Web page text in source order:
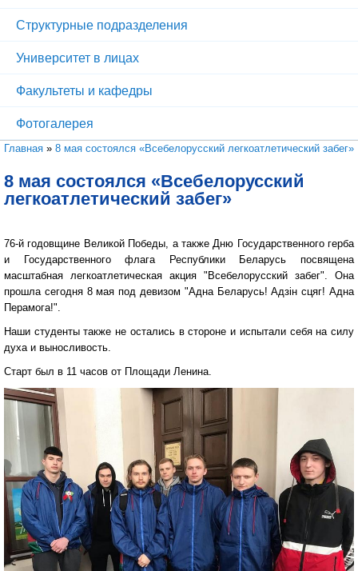
Структурные подразделения
Университет в лицах
Факультеты и кафедры
Фотогалерея
Вы здесь
Главная » 8 мая состоялся «Всебелорусский легкоатлетический забег»
8 мая состоялся «Всебелорусский
легкоатлетический забег»
76-й годовщине Великой Победы, а также Дню Государственного герба
и Государственного флага Республики Беларусь посвящена
масштабная легкоатлетическая акция "Всебелорусский забег". Она
прошла сегодня 8 мая под девизом "Адна Беларусь! Адзін сцяг! Адна
Перамога!".
Наши студенты также не остались в стороне и испытали себя на силу
духа и выносливость.
Старт был в 11 часов от Площади Ленина.